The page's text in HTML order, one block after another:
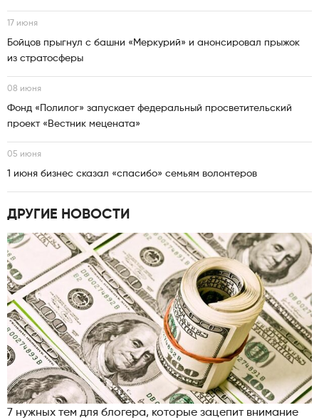
17 июня
Бойцов прыгнул с башни «Меркурий» и анонсировал прыжок
из стратосферы
08 июня
Фонд «Полилог» запускает федеральный просветительский
проект «Вестник мецената»
05 июня
1 июня бизнес сказал «спасибо» семьям волонтеров
ДРУГИЕ НОВОСТИ
7 нужных тем для блогера, которые зацепит внимание